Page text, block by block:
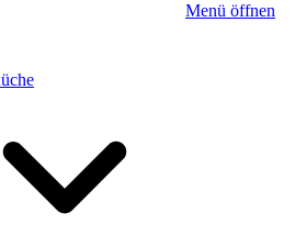
Menü öffnen